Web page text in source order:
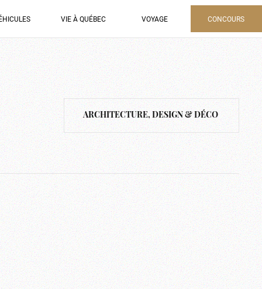
VIE À QUÉBEC VOYAGE CONCOURS
ARCHITECTURE, DESIGN & DÉCO